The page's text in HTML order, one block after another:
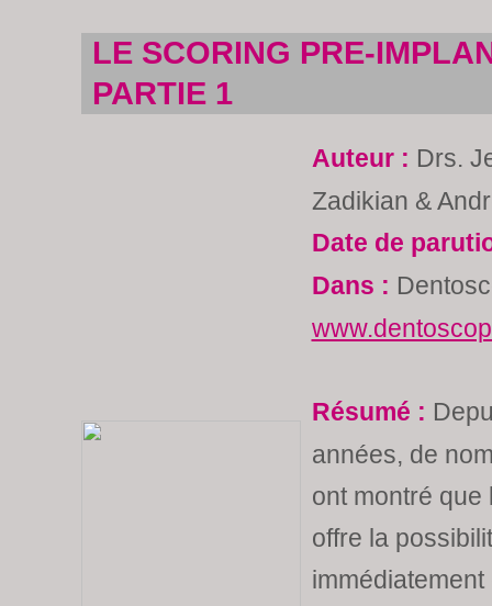
LE SCORING PRE-
PARTIE 1
Auteur : Drs.
Zadikian &
Date de
Dans :
Résumé :
années, de
ont montré que
offre la
immédiatement